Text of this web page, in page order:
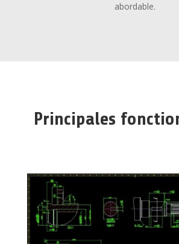
abordable.
Principales